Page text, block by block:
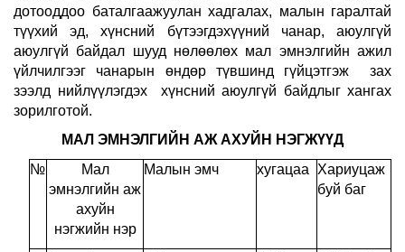
дотооддоо баталгаажуулан хадгалах, малын гаралтай
түүхий эд, хүнсний бүтээгдэхүүний чанар, аюулгүй
аюулгүй байдал шууд нөлөөлөх мал эмнэлгийн ажил
үйлчилгээг чанарын өндөр түвшинд гүйцэтгэж зах
зээлд нийлүүлэгдэх хүнсний аюулгүй байдлыг хангах
зорилготой.
МАЛ ЭМНЭЛГИЙН АЖ АХУЙН НЭГЖҮҮД
№
Мал
эмнэлгийн аж
ахуйн
нэгжийн нэр
Малын эмч хугацаа
Хариуцаж
буй баг